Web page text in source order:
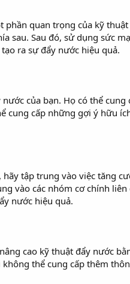
quan trọng của kỹ
sau. Sau đó, sử dụng sức
ra sự đẩy nước hiệu quả.
của bạn. Họ có thể
cung cấp những gợi ý hữu
tập trung vào việc tăng
vào các nhóm cơ chính
nước hiệu quả.
cao kỹ thuật đẩy nước
thể cung cấp thêm